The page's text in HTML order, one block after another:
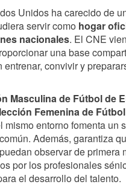
Unidos ha carecido de
servir como hogar
nacionales. El CNE
una base
convivir y
Masculina de Fútbol de
Femenina de
mismo entorno fomenta un
Además, garantiza
observar de primera
por los profesionales
el desarrollo del talento.